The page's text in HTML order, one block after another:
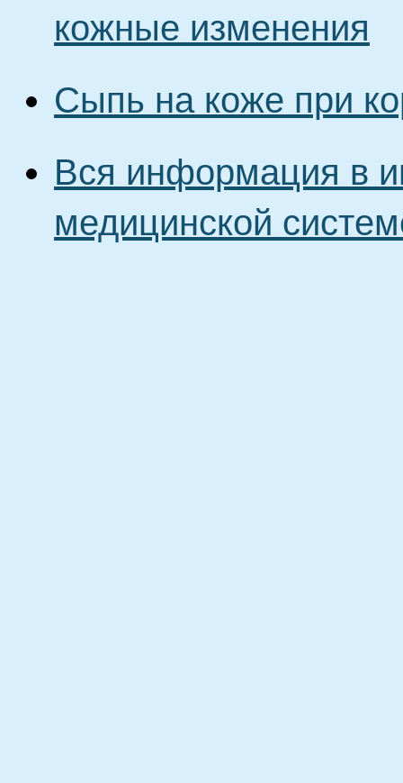
кожные изменения
Сыпь на коже при
Вся информация в
медицинской